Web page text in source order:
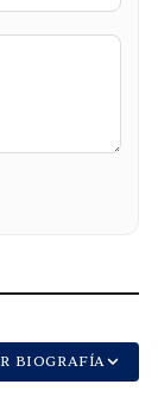
BIOGRAFÍA